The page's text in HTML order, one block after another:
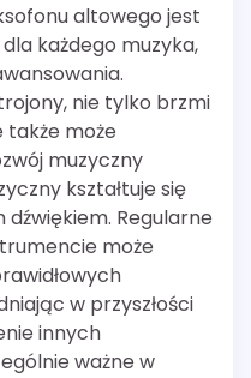
altowego jest
każdego muzyka,
nie tylko brzmi
także może
muzyczny
kształtuje się
Regularne
może
w przyszłości
innych
ważne w